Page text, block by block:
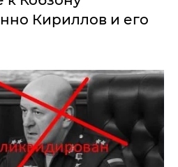
Кириллов и его